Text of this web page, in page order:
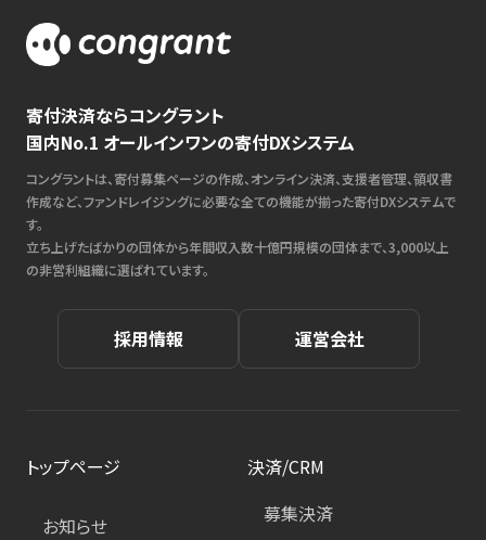
寄付決済ならコングラント
国内No.1 オールインワンの寄付DXシステム
コングラントは、寄付募集ページの作成、オンライン決済、支援者管理、領収書
作成など、ファンドレイジングに必要な全ての機能が揃った寄付DXシステムで
す。
立ち上げたばかりの団体から年間収入数十億円規模の団体まで、3,000以上
の非営利組織に選ばれています。
採用情報 運営会社
トップページ
お知らせ
決済/CRM
募集決済